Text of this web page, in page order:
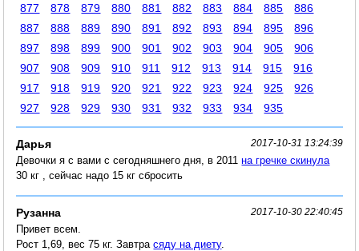
877
878 879 880 881 882 883 884 885
886
887
888 889 890 891 892 893 894 895
896
897
898 899 900 901 902 903 904 905
906
907
908 909 910 911 912 913 914 915
916
917
918 919 920 921 922 923 924 925
926
927
928 929 930 931 932 933 934 935
Дарья 2017-10-31 13:24:39
Девочки я с вами с сегодняшнего дня, в 2011на гречке скинула
30 кг , сейчас надо 15 кг сбросить
Рузанна 2017-10-30 22:40:45
Привет всем.
Рост 1,69, вес 75 кг. Завтрасяду на диету.